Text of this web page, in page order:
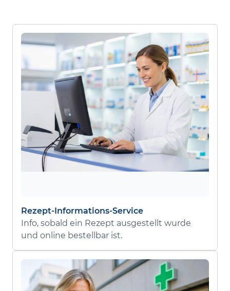
Rezept-Informations-Service
Info, sobald ein Rezept ausgestellt wurde
und online bestellbar ist.